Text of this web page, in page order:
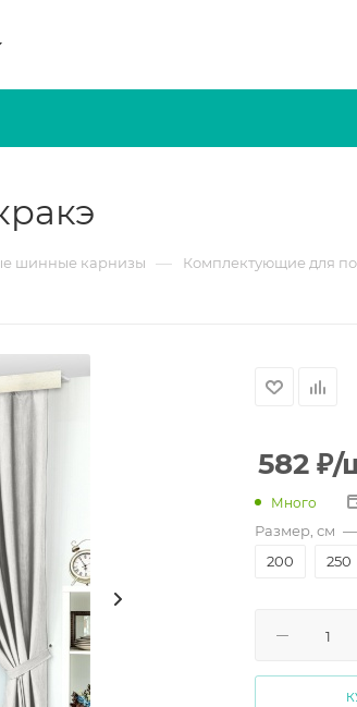
шинные карнизы — Комплектующие для
582 ₽/
Много
Размер, см —
200
250